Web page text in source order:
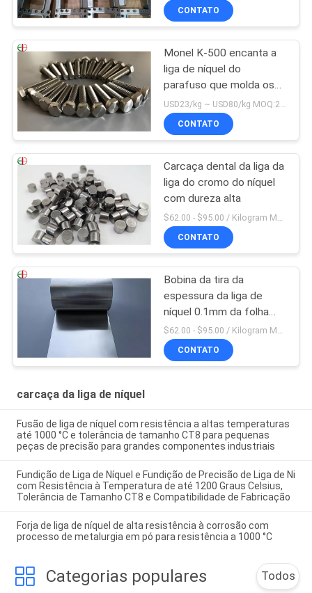
CONTATO
Monel K-500 encanta a
liga de níquel do
parafuso que molda os
parafusos K500 &
prendedores Nuts de
Monel K500
CONTATO
Carcaça dental da liga da
liga do cromo do níquel
com dureza alta
CONTATO
Bobina da tira da
espessura da liga de
níquel 0.1mm da folha
99,5% do níquel da
pureza N6 alta
$62.00 - $95.00 / Kilogram MOQ:5 quilogramas/quilogramas
CONTATO
carcaça da liga de níquel
Fusão de liga de níquel com resistência a altas temperaturas
até 1000 °C e tolerância de tamanho CT8 para pequenas
peças de precisão para grandes componentes industriais
Fundição de Liga de Níquel e Fundição de Precisão de Liga de Ni
com Resistência à Temperatura de até 1200 Graus Celsius,
Tolerância de Tamanho CT8 e Compatibilidade de Fabricação
Forja de liga de níquel de alta resistência à corrosão com
processo de metalurgia em pó para resistência a 1000 °C
Categorias populares Todos